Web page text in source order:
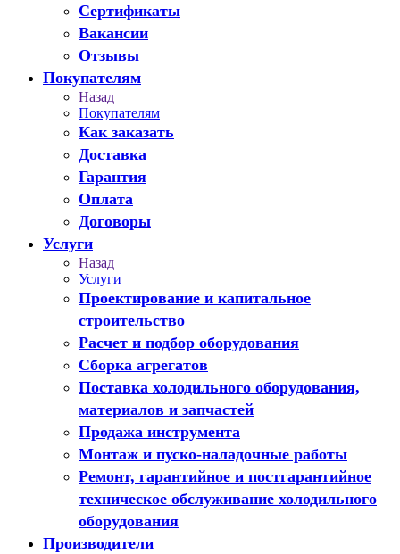
Сертификаты
Вакансии
Отзывы
Покупателям
Назад
Покупателям
Как заказать
Доставка
Гарантия
Оплата
Договоры
Услуги
Назад
Услуги
Проектирование и капитальное
строительство
Расчет и подбор оборудования
Сборка агрегатов
Поставка холодильного оборудования,
материалов и запчастей
Продажа инструмента
Монтаж и пуско-наладочные работы
Ремонт, гарантийное и постгарантийное
техническое обслуживание холодильного
оборудования
Производители